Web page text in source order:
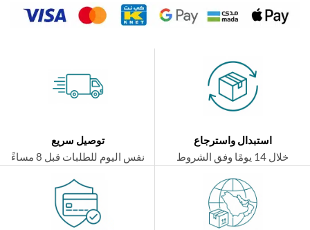
استبدال واسترجاع
توصيل سريع
نفس اليوم للطلبات قبل 8 مساءً